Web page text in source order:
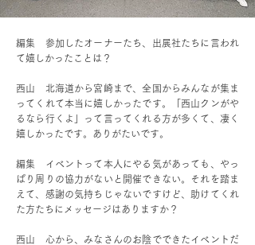
編集 参加したオーナーたち、出展社たちに言われ
て嬉しかったことは？
西山 北海道から宮崎まで、全国からみんなが集ま
ってくれて本当に嬉しかったです。「西山クンがや
るなら行くよ」って言ってくれる方が多くて、凄く
嬉しかったです。ありがたいです。
編集 イベントって本人にやる気があっても、やっ
ぱり周りの協力がないと開催できない。それを踏ま
えて、感謝の気持ちじゃないですけど、助けてくれ
た方たちにメッセージはありますか？
西山 心から、みなさんのお陰でできたイベントだ